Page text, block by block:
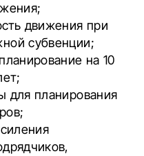
движения при
субвенции;
на 10
для планирования